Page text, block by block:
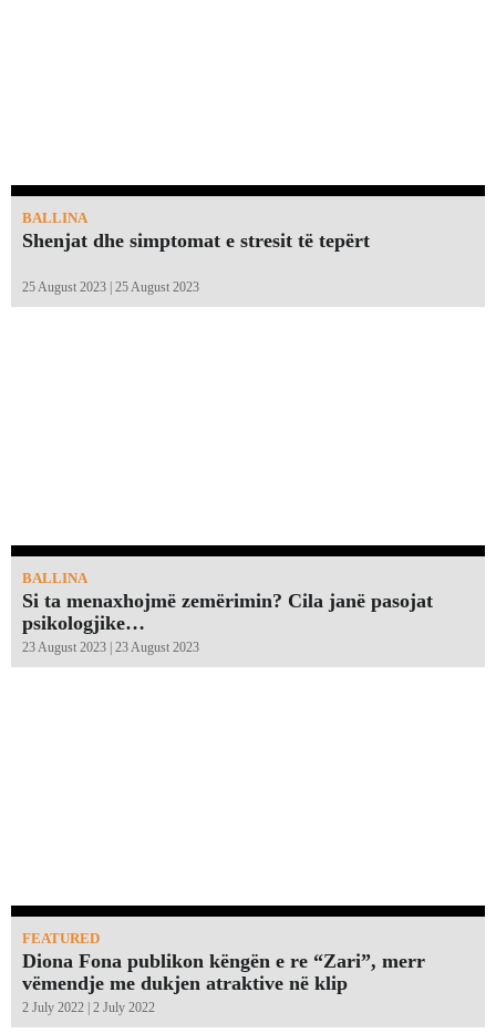
BALLINA
Shenjat dhe simptomat e stresit të tepërt
25 August 2023 | 25 August 2023
BALLINA
Si ta menaxhojmë zemërimin? Cila janë pasojat
psikologjike…
23 August 2023 | 23 August 2023
FEATURED
Diona Fona publikon këngën e re “Zari”, merr
vëmendje me dukjen atraktive në klip
2 July 2022 | 2 July 2022